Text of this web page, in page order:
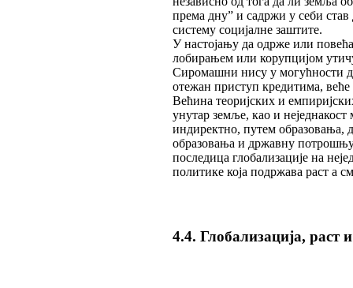
према дну” и садржи у себи
систему социјалне заштите.
У настојању да одрже или
лобирањем или корупцијом
Сиромашни нису у могућности
отежан приступ кредитима, веће
Већина теоријских и
унутар земље, као и
индиректно, путем образовања,
образовања и државну
последица глобализације на
политике која подржава раст а
4.4. Глобализација, раст